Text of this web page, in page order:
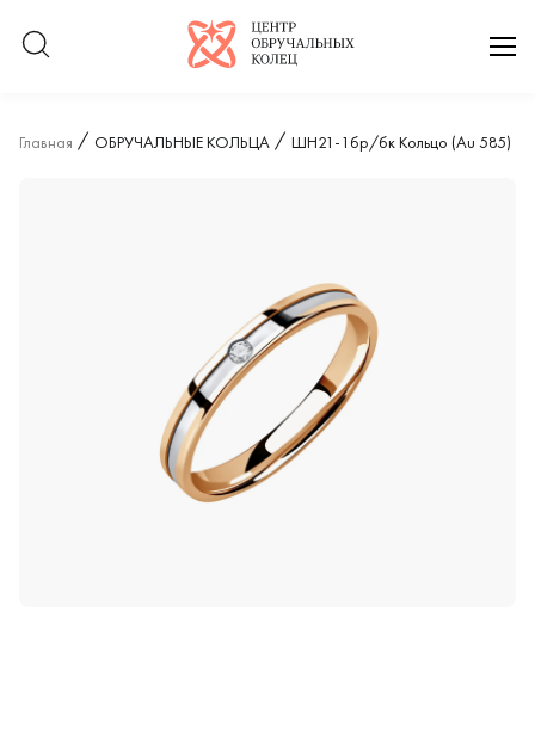
Логотип компании
Главная ОБРУЧАЛЬНЫЕ КОЛЬЦА ШН21-1бр/бк Кольцо (Au 585)